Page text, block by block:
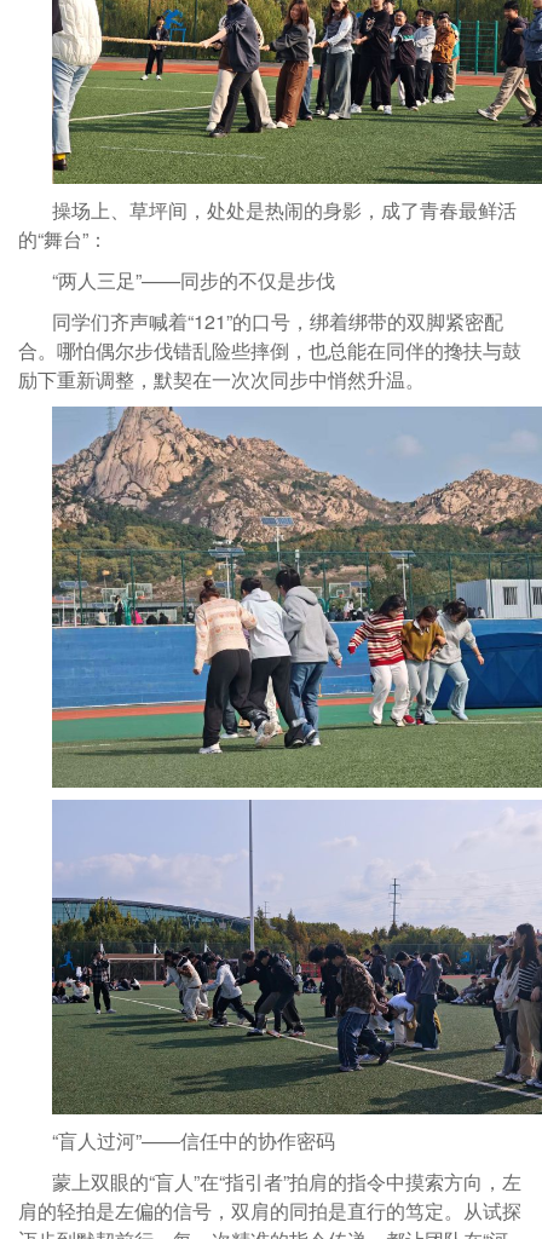
操场上、草坪间，处处是热闹的身影，成了青春最鲜活
的“舞台”：
“两人三足”——同步的不仅是步伐
同学们齐声喊着“121”的口号，绑着绑带的双脚紧密配
合。哪怕偶尔步伐错乱险些摔倒，也总能在同伴的搀扶与鼓
励下重新调整，默契在一次次同步中悄然升温。
“盲人过河”——信任中的协作密码
蒙上双眼的“盲人”在“指引者”拍肩的指令中摸索方向，左
肩的轻拍是左偏的信号，双肩的同拍是直行的笃定。从试探